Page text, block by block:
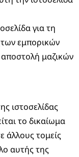
για τη
εμπορικών
μαζικών
ιστοσελίδας
το δικαίωμα
άλλους τομείς
αυτής της